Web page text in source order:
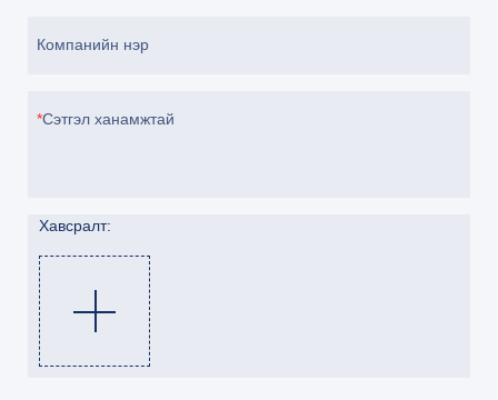
Компанийн нэр
Сэтгэл ханамжтай
Хавсралт: